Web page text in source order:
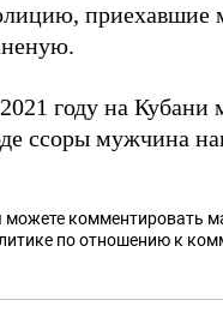
приехавшие
году на Кубани
ссоры мужчина
можете комментировать
по отношению к